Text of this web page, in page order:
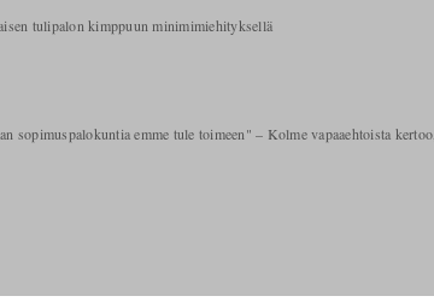
tulipalon kimppuun minimimiehityksellä
emme tule toimeen" – Kolme vapaaehtoista kertoo,